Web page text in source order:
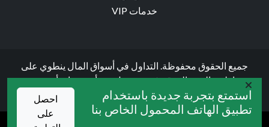
استمتع بتجربة جديدة باستخدام
تطبيق الهاتف المحمول الخاص بنا
احصل
على
خدمات VIP
جميع الحقوق محفوظة. التداول في أسواق المال ينطوي على
مخاطر عالية، والموقع غير مسؤول عن أي خسائر أو محتوى
إعلاني تابع لأطراف ثالثة. © 2026 لـ:
olxforex